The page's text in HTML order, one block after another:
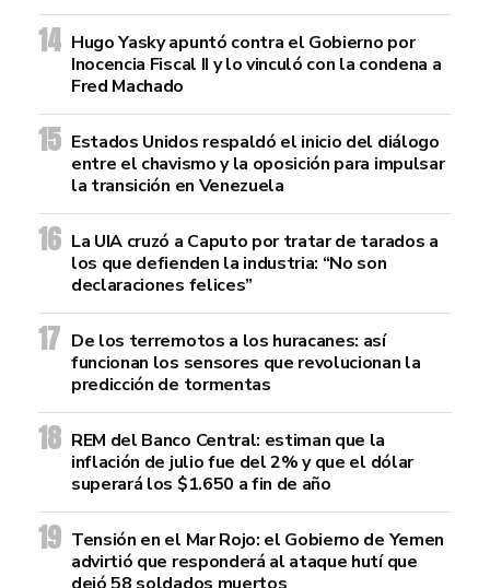
Hugo Yasky apuntó contra el Gobierno por
Inocencia Fiscal II y lo vinculó con la condena a
Fred Machado
Estados Unidos respaldó el inicio del diálogo
entre el chavismo y la oposición para impulsar
la transición en Venezuela
La UIA cruzó a Caputo por tratar de tarados a
los que defienden la industria: “No son
declaraciones felices”
De los terremotos a los huracanes: así
funcionan los sensores que revolucionan la
predicción de tormentas
REM del Banco Central: estiman que la
inflación de julio fue del 2% y que el dólar
superará los $1.650 a fin de año
Tensión en el Mar Rojo: el Gobierno de Yemen
advirtió que responderá al ataque hutí que